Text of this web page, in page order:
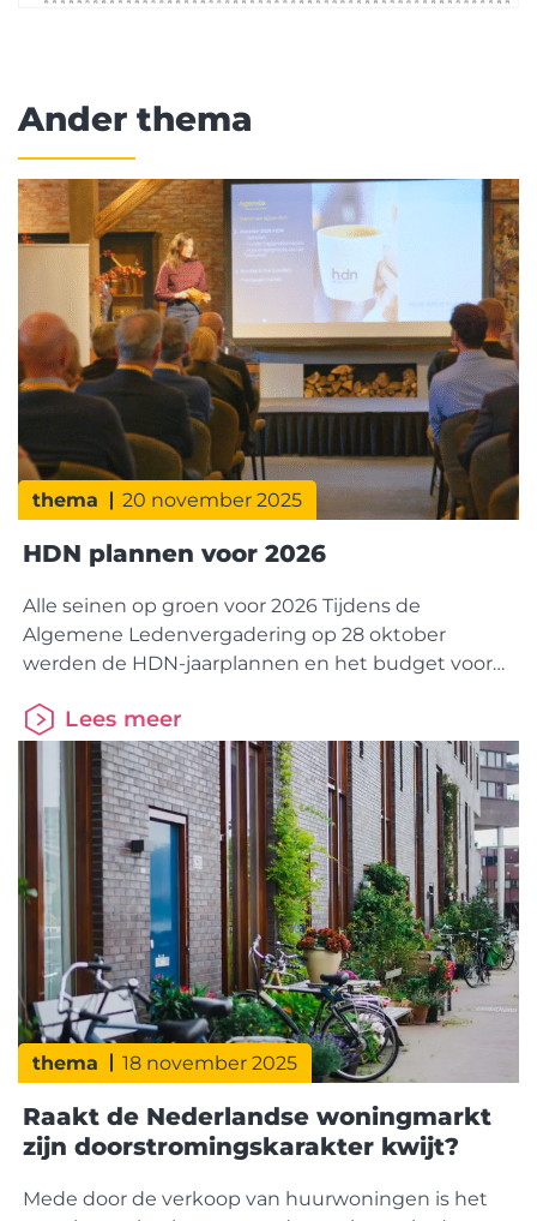
Ander thema
thema 20 november 2025
HDN plannen voor 2026
Alle seinen op groen voor 2026 Tijdens de
Algemene Ledenvergadering op 28 oktober
werden de HDN-jaarplannen en het budget voor
voor verdere digitalisering en samenwerking in de
keten. StakeholdersessieTijdens de HDN-
stakeholdersessie stond inspiratie uit het
buitenland centraal. Pia Tverin (CEO Nordea
Hypotek) en Mathilda Muhrbeck (Head of Product)
van
Lees meer
thema 18 november 2025
Raakt de Nederlandse woningmarkt
zijn doorstromingskarakter kwijt?
Mede door de verkoop van huurwoningen is het